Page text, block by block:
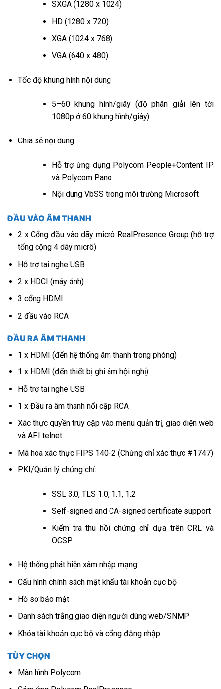
SXGA (1280 x 1024)
HD (1280 x 720)
XGA (1024 x 768)
VGA (640 x 480)
Tốc độ khung hình nội dung
5–60 khung hình/giây (độ phân giải lên tới
1080p ở 60 khung hình/giây)
Chia sẻ nội dung
Hỗ trợ ứng dụng Polycom People+Content IP
và Polycom Pano
Nội dung VbSS trong môi trường Microsoft
ĐẦU VÀO ÂM THANH
2 x Cổng đầu vào dãy micrô RealPresence Group (hỗ trợ
tổng cộng 4 dãy micrô)
Hỗ trợ tai nghe USB
2 x HDCI (máy ảnh)
3 cổng HDMI
2 đầu vào RCA
ĐẦU RA ÂM THANH
1 x HDMI (đến hệ thống âm thanh trong phòng)
1 x HDMI (đến thiết bị ghi âm hội nghị)
Hỗ trợ tai nghe USB
1 x Đầu ra âm thanh nổi cặp RCA
Xác thực quyền truy cập vào menu quản trị, giao diện web
và API telnet
Mã hóa xác thực FIPS 140-2 (Chứng chỉ xác thực #1747)
PKI/Quản lý chứng chỉ:
SSL 3.0, TLS 1.0, 1.1, 1.2
Self-signed and CA-signed certificate support
Kiểm tra thu hồi chứng chỉ dựa trên CRL và
OCSP
Hệ thống phát hiện xâm nhập mạng
Cấu hình chính sách mật khẩu tài khoản cục bộ
Hồ sơ bảo mật
Danh sách trắng giao diện người dùng web/SNMP
Khóa tài khoản cục bộ và cổng đăng nhập
TÙY CHỌN
Màn hình Polycom